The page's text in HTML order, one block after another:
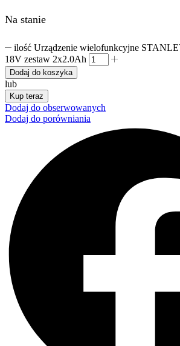
Na stanie
ilość Urządzenie wielofunkcyjne
18V zestaw 2x2.0Ah
Dodaj do koszyka
lub
Kup teraz
Dodaj do obserwowanych
Dodaj do porówniania